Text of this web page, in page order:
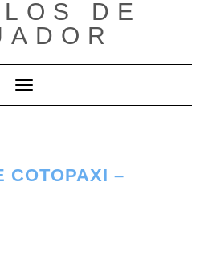
DE
Cambiar modo de navegación
COTOPAXI –